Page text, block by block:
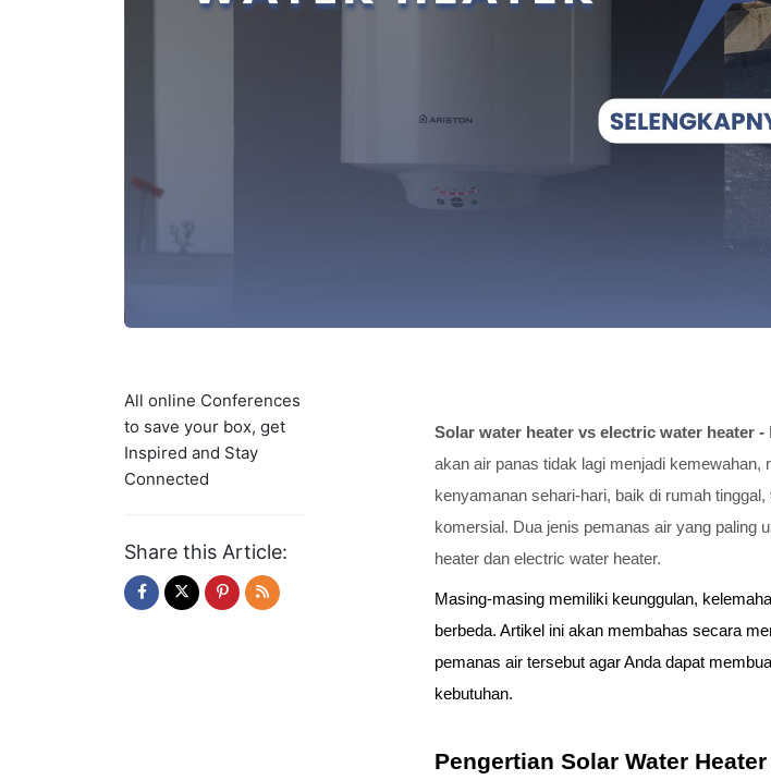
All online Conferences
to save your box, get
Inspired and Stay
Connected
Share this Article:
Solar water heater vs electric water heater -
akan air panas tidak lagi menjadi kemewahan,
kenyamanan sehari-hari, baik di rumah
komersial. Dua jenis pemanas air yang paling
heater dan electric water heater.
Masing-masing memiliki keunggulan,
berbeda. Artikel ini akan membahas secara
pemanas air tersebut agar Anda dapat
kebutuhan.
Pengertian Solar Water